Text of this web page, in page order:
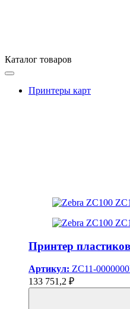
Каталог товаров
Принтеры карт
Принтер
Артикул: ZC11-
133 751,2 ₽